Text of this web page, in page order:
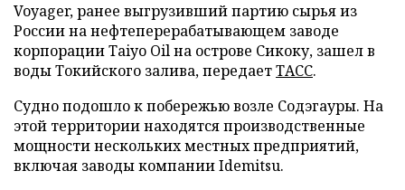
Voyager, ранее выгрузивший партию сырья из
России на нефтеперерабатывающем заводе
корпорации Taiyo Oil на острове Сикоку, зашел в
воды Токийского залива, передаетТАСС.
Судно подошло к побережью возле Содэгауры. На
этой территории находятся производственные
мощности нескольких местных предприятий,
включая заводы компании Idemitsu.